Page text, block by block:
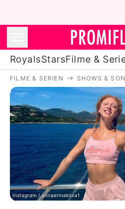
RoyalsStarsFilme &
Royals
Stars
Filme &
Familie &
Promiflash
FILME & SERIEN SHOWS &
Instagram / annaermakova1